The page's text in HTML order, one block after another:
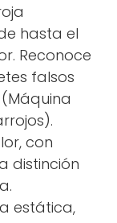
hasta el
Reconoce
falsos
con
distinción
estática,